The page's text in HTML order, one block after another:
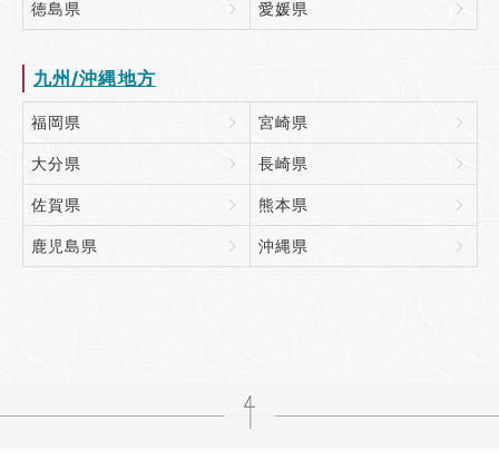
徳島県 愛媛県
九州/沖縄地方
福岡県 宮崎県
大分県 長崎県
佐賀県 熊本県
鹿児島県 沖縄県